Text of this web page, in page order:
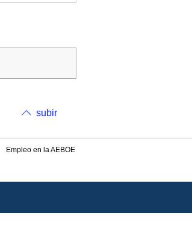
subir
Empleo en la AEBOE